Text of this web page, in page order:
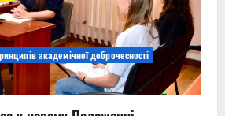
академічної доброчесності